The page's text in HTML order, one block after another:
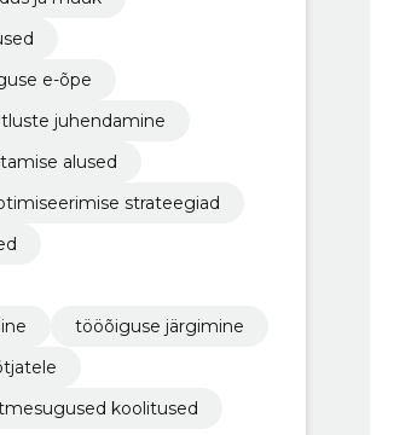
e-õpe
juhendamine
alused
strateegiad
tööõiguse järgimine
koolitused